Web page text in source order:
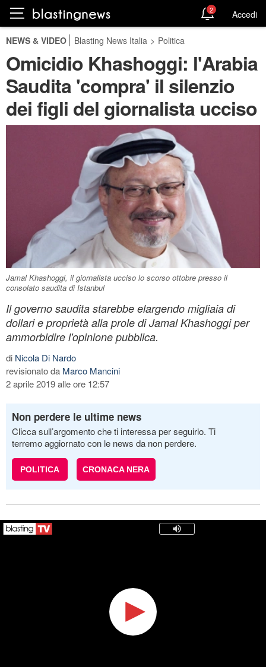
2 Accedi
NEWS & VIDEO Blasting News Italia > Politica
Omicidio Khashoggi: l'Arabia
Saudita 'compra' il silenzio
dei figli del giornalista ucciso
Jamal Khashoggi, il giornalista ucciso lo scorso ottobre presso il
consolato saudita di Istanbul
Il governo saudita starebbe elargendo migliaia di
dollari e proprietà alla prole di Jamal Khashoggi per
ammorbidire l'opinione pubblica.
di Nicola Di Nardo
revisionato da Marco Mancini
2 aprile 2019 alle ore 12:57
Non perdere le ultime news
Clicca sull’argomento che ti interessa per seguirlo. Ti
terremo aggiornato con le news da non perdere.
POLITICA CRONACA NERA